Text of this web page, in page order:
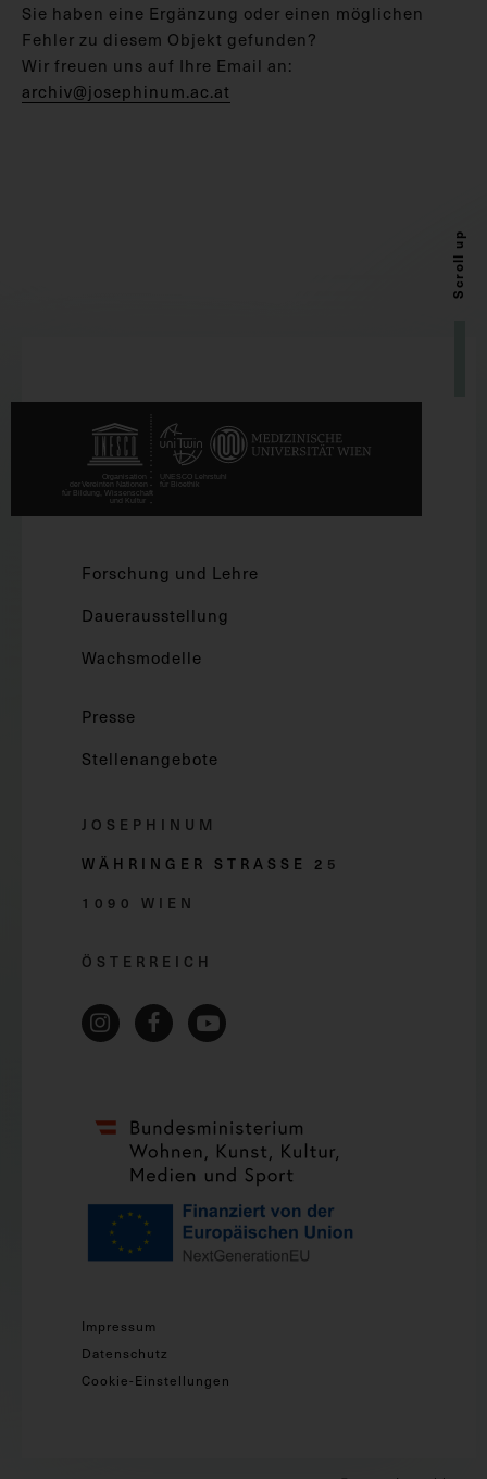
Sie haben eine Ergänzung oder einen möglichen
Fehler zu diesem Objekt gefunden?
Wir freuen uns auf Ihre Email an:
archiv@josephinum.ac.at
Scroll up
Forschung und Lehre
Dauerausstellung
Wachsmodelle
Presse
Stellenangebote
JOSEPHINUM
WÄHRINGER STRASSE 2 5
1090 WIEN
ÖSTERREICH
Impressum
Datenschutz
Cookie-Einstellungen